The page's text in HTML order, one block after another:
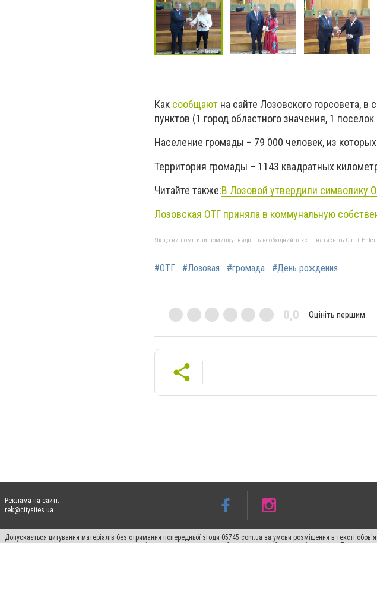
Как сообщают на сайте Лозовского горсовета,
пунктов (1 город областного значения, 1
Население громады – 79 000 человек, из
Территория громады – 1143 квадратных
Читайте также:В Лозовой утвердили символику
Лозовская ОТГ приняла в коммунальную
Якщо ви помітили помилку, виділіть необхідний текст і натисніть Ctrl +
#ОТГ #Лозовая #громада #День рождения
0,0 Оцініть першим
Реклама на сайті:
rek@citysites.ua
Допускається цитування матеріалів без отримання попередньої згоди 05745.com.ua за умови розміщення в тексті
пошукових систем гіперпосилання на цитовані статті не нижче другого абзацу в тексті або в якості джерела.